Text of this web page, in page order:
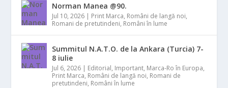
Norman Manea @90.
Jul 10, 2026 | Print Marca, Români de langă noi,
Romani de pretutindeni, Români în lume
Summitul N.A.T.O. de la Ankara (Turcia) 7-
8 iulie
Jul 6, 2026 | Editorial, Important, Marca-Ro în Europa,
Print Marca, Români de langă noi, Romani de
pretutindeni, Români în lume